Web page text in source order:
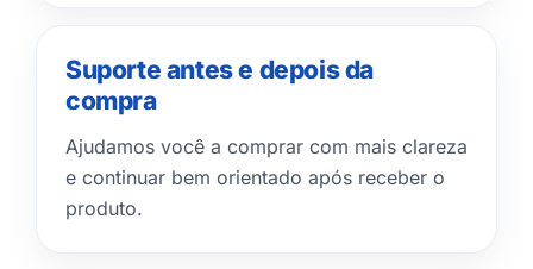
Suporte antes e depois da
compra
Ajudamos você a comprar com mais clareza
e continuar bem orientado após receber o
produto.